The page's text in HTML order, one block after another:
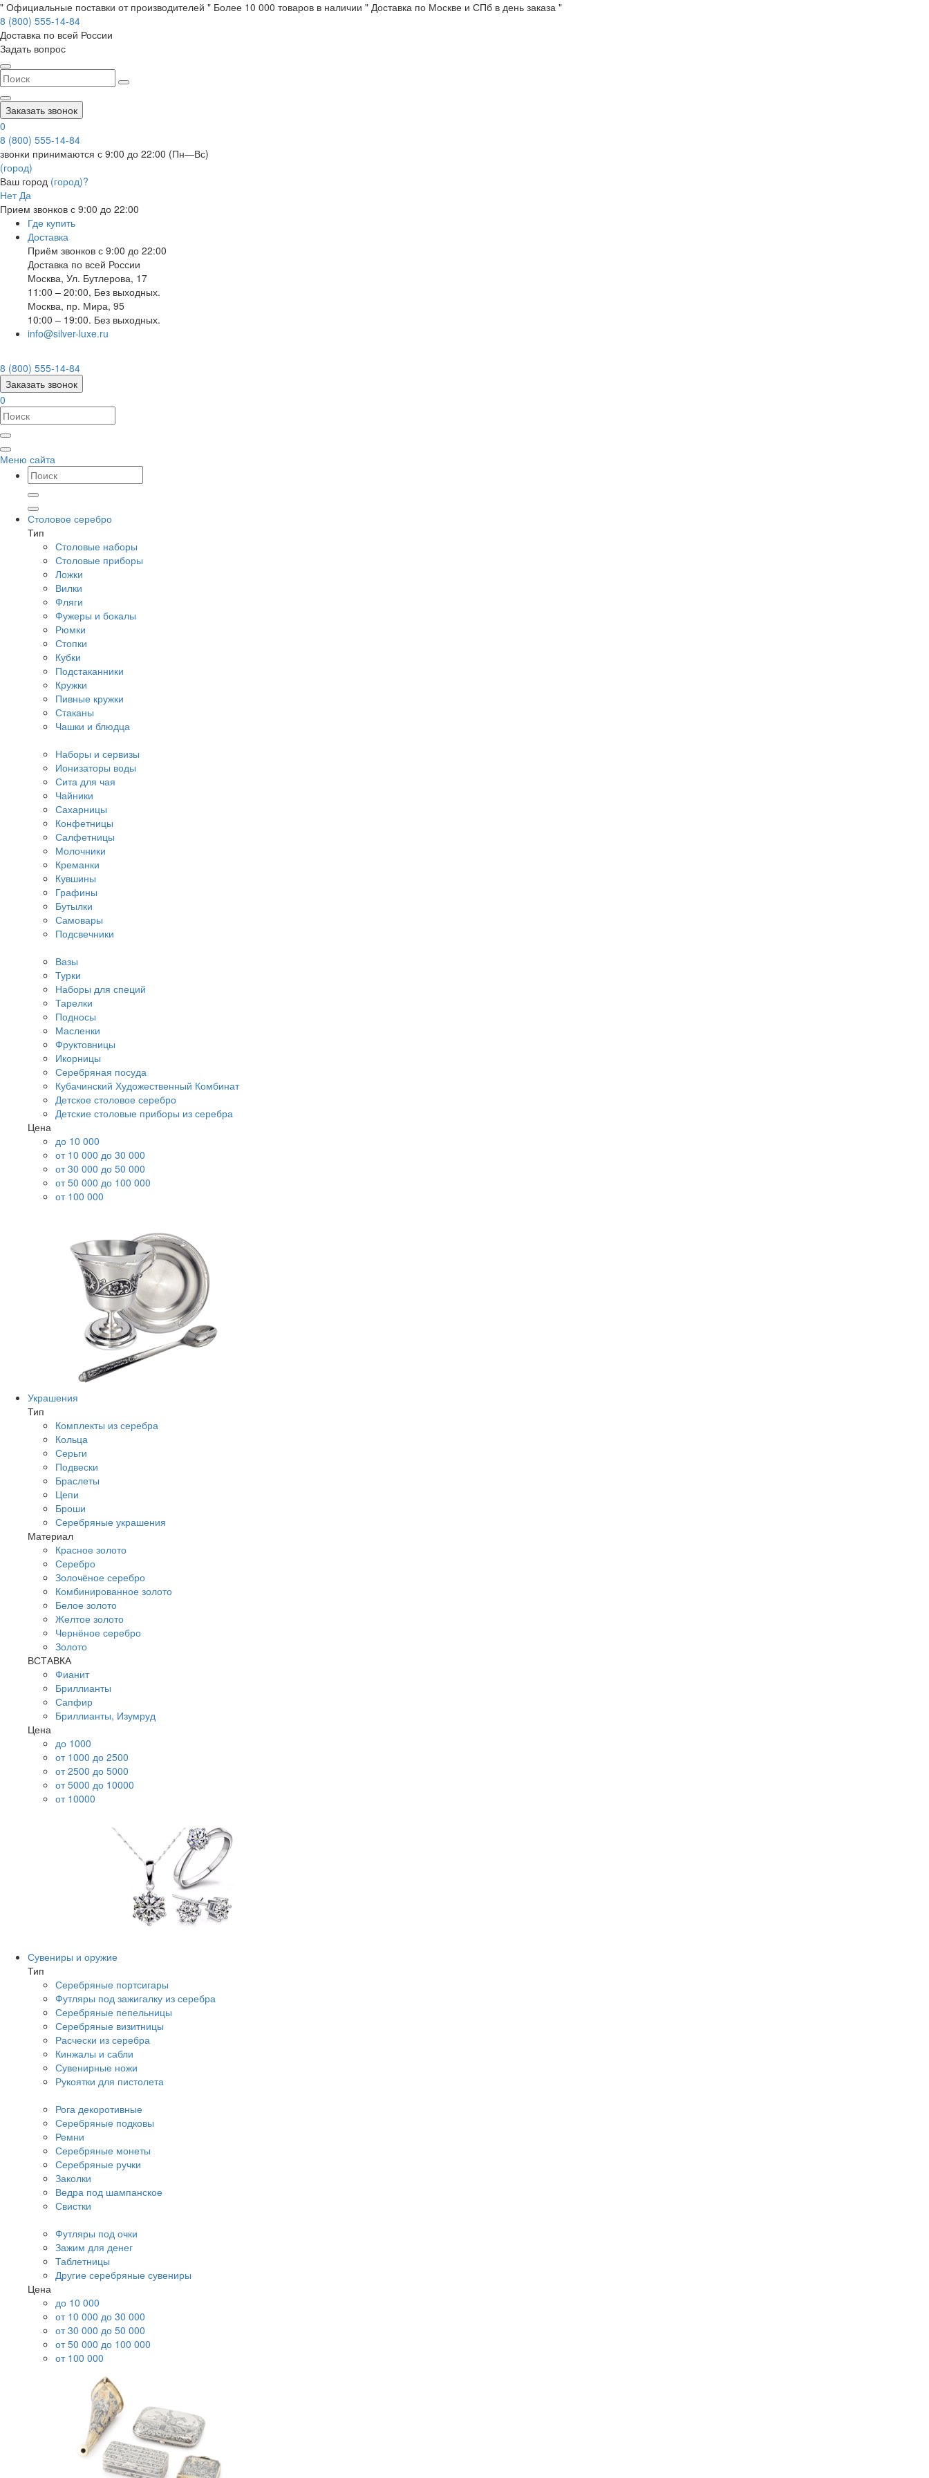
" Официальные поставки от производителей " Более 10 000 товаров в наличии " Доставка по Москве и СПб в день заказа "
8 (800) 555-14-84
Доставка по всей России
Задать вопрос
Заказать звонок
0
8 (800) 555-14-84
звонки принимаются с 9:00 до 22:00 (Пн—Вс)
(город)
Ваш город (город)?
Нет Да
Прием звонков с 9:00 до 22:00
Где купить
Доставка
Приём звонков с 9:00 до 22:00
Доставка по всей России
Москва, Ул. Бутлерова, 17
11:00 – 20:00, Без выходных.
Москва, пр. Мира, 95
10:00 – 19:00. Без выходных.
info@silver-luxe.ru
8 (800) 555-14-84
Заказать звонок
0
Меню сайта
Столовое серебро
Тип
Столовые наборы
Столовые приборы
Ложки
Вилки
Фляги
Фужеры и бокалы
Рюмки
Стопки
Кубки
Подстаканники
Кружки
Пивные кружки
Стаканы
Чашки и блюдца
Наборы и сервизы
Ионизаторы воды
Сита для чая
Чайники
Сахарницы
Конфетницы
Салфетницы
Молочники
Креманки
Кувшины
Графины
Бутылки
Самовары
Подсвечники
Вазы
Турки
Наборы для специй
Тарелки
Подносы
Масленки
Фруктовницы
Икорницы
Серебряная посуда
Кубачинский Художественный Комбинат
Детское столовое серебро
Детские столовые приборы из серебра
Цена
до 10 000
от 10 000 до 30 000
от 30 000 до 50 000
от 50 000 до 100 000
от 100 000
Украшения
Тип
Комплекты из серебра
Кольца
Серьги
Подвески
Браслеты
Цепи
Броши
Серебряные украшения
Материал
Красное золото
Серебро
Золочёное серебро
Комбинированное золото
Белое золото
Желтое золото
Чернёное серебро
Золото
ВСТАВКА
Фианит
Бриллианты
Сапфир
Бриллианты, Изумруд
Цена
до 1000
от 1000 до 2500
от 2500 до 5000
от 5000 до 10000
от 10000
Сувениры и оружие
Тип
Серебряные портсигары
Футляры под зажигалку из серебра
Серебряные пепельницы
Серебряные визитницы
Расчески из серебра
Кинжалы и сабли
Сувенирные ножи
Рукоятки для пистолета
Рога декоротивные
Серебряные подковы
Ремни
Серебряные монеты
Серебряные ручки
Заколки
Ведра под шампанское
Свистки
Футляры под очки
Зажим для денег
Таблетницы
Другие серебряные сувениры
Цена
до 10 000
от 10 000 до 30 000
от 30 000 до 50 000
от 50 000 до 100 000
от 100 000